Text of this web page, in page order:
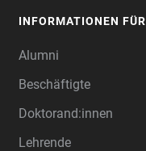
INFORMATIONEN FÜR
Alumni
Beschäftigte
Doktorand:innen
Lehrende